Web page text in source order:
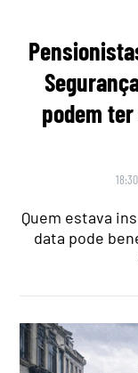
podem
Quem estava
data pode